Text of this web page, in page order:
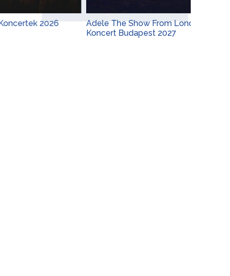
2026
Adele The Show From London
Koncert Budapest 2027